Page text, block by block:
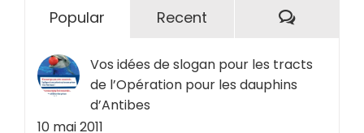
Popular Recent
Vos idées de slogan pour les tracts
de l’Opération pour les dauphins
d’Antibes
10 mai 2011